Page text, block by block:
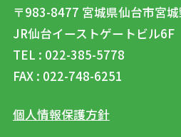
〒983-8477 宮城県仙台市宮
JR仙台イーストゲートビル6F
TEL : 022-385-5778
FAX : 022-748-6251
個人情報保護方針